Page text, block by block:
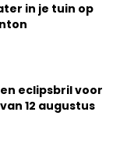
in je tuin op
eclipsbril voor
12 augustus